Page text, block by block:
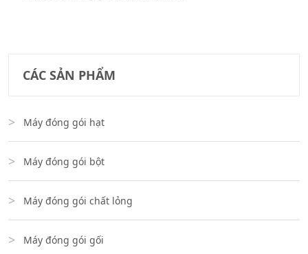
CÁC SẢN PHẨM
Máy đóng gói hạt
Máy đóng gói bột
Máy đóng gói chất lỏng
Máy đóng gói gối